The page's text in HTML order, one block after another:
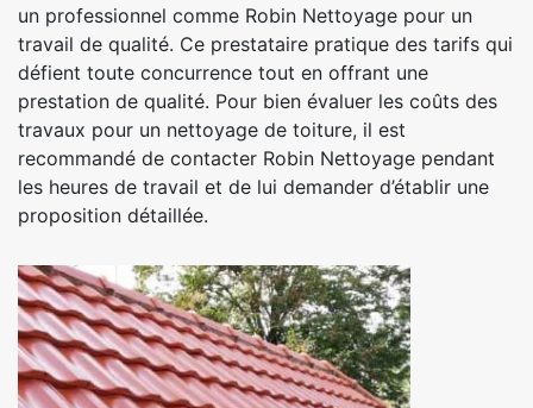
un professionnel comme Robin Nettoyage pour un
travail de qualité. Ce prestataire pratique des tarifs qui
défient toute concurrence tout en offrant une
prestation de qualité. Pour bien évaluer les coûts des
travaux pour un nettoyage de toiture, il est
recommandé de contacter Robin Nettoyage pendant
les heures de travail et de lui demander d’établir une
proposition détaillée.